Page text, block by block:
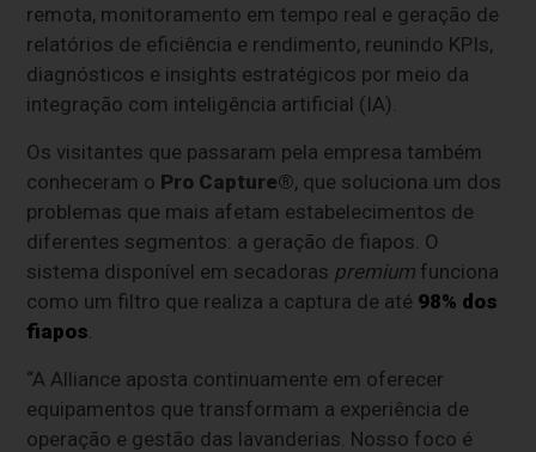
remota, monitoramento em tempo real e geração de
relatórios de eficiência e rendimento, reunindo KPIs,
diagnósticos e insights estratégicos por meio da
integração com inteligência artificial (IA).
Os visitantes que passaram pela empresa também
conheceram o Pro Capture®, que soluciona um dos
problemas que mais afetam estabelecimentos de
diferentes segmentos: a geração de fiapos. O
sistema disponível em secadoras premium funciona
como um filtro que realiza a captura de até 98% dos
fiapos
“A Alliance aposta continuamente em oferecer
equipamentos que transformam a experiência de
operação e gestão das lavanderias. Nosso foco é